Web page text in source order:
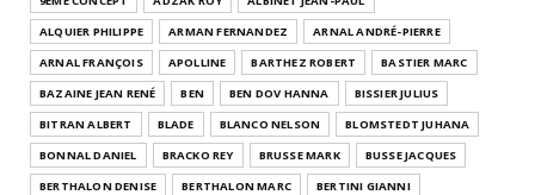
ALQUIER PHILIPPE
ARMAN FERNANDEZ
ARNAL ANDRÉ-PIERRE
ARNAL FRANÇOIS
APOLLINE BARTHEZ ROBERT
BASTIER MARC
BAZAINE JEAN RENÉ
BEN BEN DOV HANNA
BISSIER JULIUS
BITRAN ALBERT
BLADE BLANCO NELSON
BLOMSTEDT JUHANA
BONNAL DANIEL
BRACKO REY BRUSSE MARK
BUSSE JACQUES
BERTHALON DENISE
BERTHALON MARC
BERTINI GIANNI